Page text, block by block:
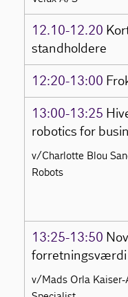
12.10-12.20
standholdere
12:20-13:00
13:00-13:25
robotics for
v/Charlotte Blou
Robots
13:25-13:50
forretningsværdi
v/Mads Orla Kaiser-